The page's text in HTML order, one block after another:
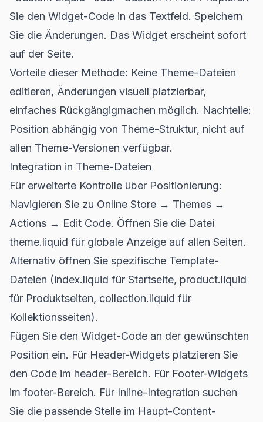
Sie den Widget-Code in das Textfeld. Speichern
Sie die Änderungen. Das Widget erscheint sofort
auf der Seite.
Vorteile dieser Methode: Keine Theme-Dateien
editieren, Änderungen visuell platzierbar,
einfaches Rückgängigmachen möglich. Nachteile:
Position abhängig von Theme-Struktur, nicht auf
allen Theme-Versionen verfügbar.
Integration in Theme-Dateien
Für erweiterte Kontrolle über Positionierung:
Navigieren Sie zu Online Store → Themes →
Actions → Edit Code. Öffnen Sie die Datei
theme.liquid für globale Anzeige auf allen Seiten.
Alternativ öffnen Sie spezifische Template-
Dateien (index.liquid für Startseite, product.liquid
für Produktseiten, collection.liquid für
Kollektionsseiten).
Fügen Sie den Widget-Code an der gewünschten
Position ein. Für Header-Widgets platzieren Sie
den Code im header-Bereich. Für Footer-Widgets
im footer-Bereich. Für Inline-Integration suchen
Sie die passende Stelle im Haupt-Content-